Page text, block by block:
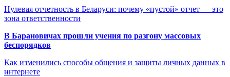
Нулевая отчетность в Беларуси: почему «пустой» отчет — это
зона ответственности
В Барановичах прошли учения по разгону массовых
беспорядков
Как изменились способы общения и защиты личных данных в
интернете